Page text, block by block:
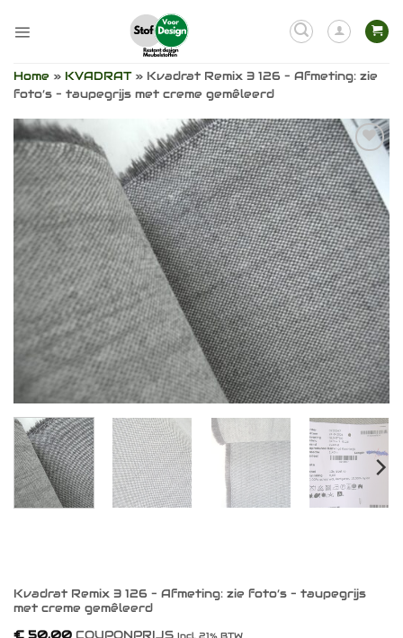
naar
Home » KVADRAT» Kvadrat Remix 3 126 – Afmeting: zie
foto’s – taupegrijs met creme gemêleerd
Toevoegen
aan
verlanglijst
Kvadrat Remix 3 126 – Afmeting: zie foto’s – taupegrijs
met creme gemêleerd